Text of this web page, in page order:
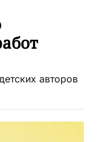
авторов